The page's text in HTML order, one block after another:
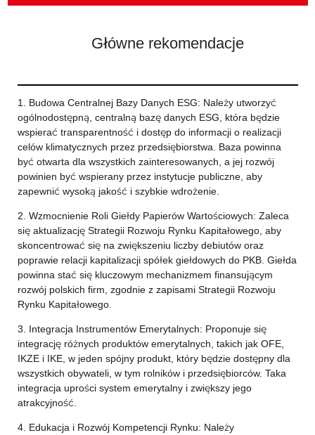
Główne rekomendacje
1. Budowa Centralnej Bazy Danych ESG: Należy utworzyć
ogólnodostępną, centralną bazę danych ESG, która będzie
wspierać transparentność i dostęp do informacji o realizacji
celów klimatycznych przez przedsiębiorstwa. Baza powinna
być otwarta dla wszystkich zainteresowanych, a jej rozwój
powinien być wspierany przez instytucje publiczne, aby
zapewnić wysoką jakość i szybkie wdrożenie.
2. Wzmocnienie Roli Giełdy Papierów Wartościowych: Zaleca
się aktualizację Strategii Rozwoju Rynku Kapitałowego, aby
skoncentrować się na zwiększeniu liczby debiutów oraz
poprawie relacji kapitalizacji spółek giełdowych do PKB. Giełda
powinna stać się kluczowym mechanizmem finansującym
rozwój polskich firm, zgodnie z zapisami Strategii Rozwoju
Rynku Kapitałowego.
3. Integracja Instrumentów Emerytalnych: Proponuje się
integrację różnych produktów emerytalnych, takich jak OFE,
IKZE i IKE, w jeden spójny produkt, który będzie dostępny dla
wszystkich obywateli, w tym rolników i przedsiębiorców. Taka
integracja uprości system emerytalny i zwiększy jego
atrakcyjność.
4. Edukacja i Rozwój Kompetencji Rynku: Należy